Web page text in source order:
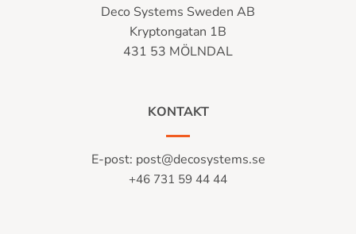
Deco Systems Sweden AB
Kryptongatan 1B
431 53 MÖLNDAL
KONTAKT
E-post: post@decosystems.se
+46 731 59 44 44